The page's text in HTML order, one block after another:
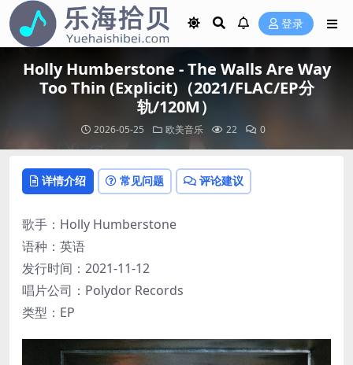
登录
Holly Humberstone - The Walls Are Way
Too Thin (Explicit)（2021/FLAC/EP分
轨/120M）
2026-05-25 欧美音乐 22 0
详情介绍 常见问题 评论建议
歌手：Holly Humberstone
语种：英语
发行时间：2021-11-12
唱片公司：Polydor Records
类型：EP